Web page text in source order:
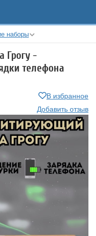
наборы
Грогу -
телефона
В избранное
Добавить отзыв